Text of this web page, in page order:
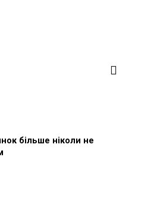
більше ніколи не